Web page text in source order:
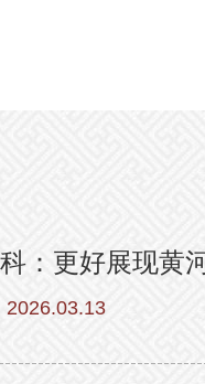
：更好展现黄
2026.03.13